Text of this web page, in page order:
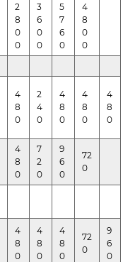
2
8
0
0
3
6
0
0
5
7
6
0
4
8
0
0
4
8
0
2
4
0
4
8
0
4
8
0
4
8
0
4
8
0
7
2
0
9
6
0
72
0
4
8
0
4
8
0
4
8
0
72
0
9
6
0